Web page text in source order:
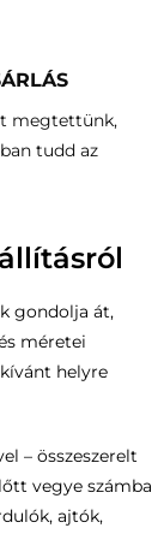
megtettünk,
tudd az
gondolja át,
méretei
helyre
– összeszerelt
vegye számba
ajtók,